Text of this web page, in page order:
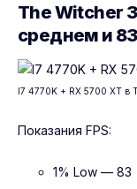
The Witcher
среднем и
I7 4770K + RX 5700 XT в
Показания FPS:
1% Low — 83